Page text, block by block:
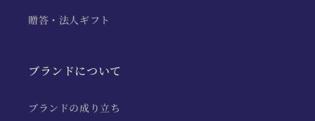
贈答・法人ギフト
ブランドについて
ブランドの成り立ち